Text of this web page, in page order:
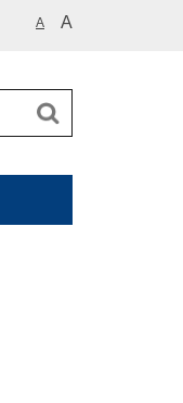
A A